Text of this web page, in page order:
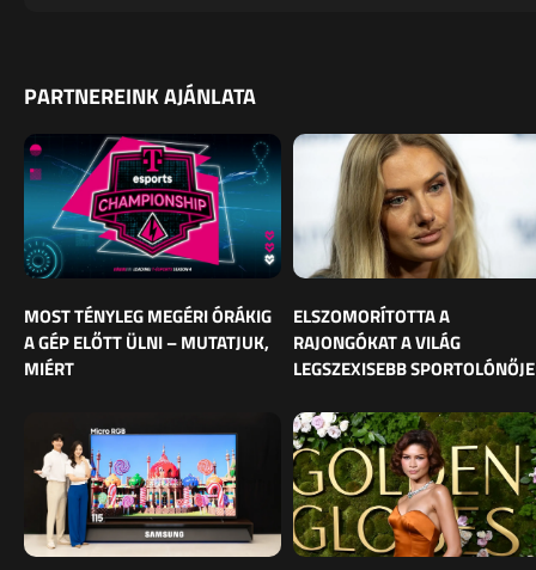
PARTNEREINK AJÁNLATA
MOST TÉNYLEG MEGÉRI ÓRÁKIG
A GÉP ELŐTT ÜLNI – MUTATJUK,
MIÉRT
ELSZOMORÍTOTTA A
RAJONGÓKAT A VILÁG
LEGSZEXISEBB SPORTOLÓNŐJE